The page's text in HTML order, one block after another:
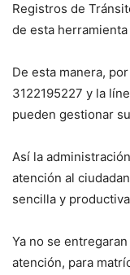
Registros de
de esta
De esta manera,
3122195227 y la
pueden gestionar
Así la
atención al
sencilla y
Ya no se
atención, para